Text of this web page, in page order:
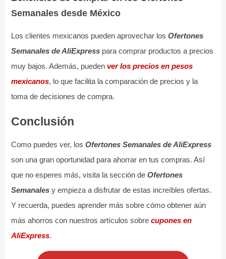
Semanales desde México
Los clientes mexicanos pueden aprovechar los Ofertones
Semanales de AliExpresspara comprar productos a precios
muy bajos. Además, pueden ver los precios en pesos
mexicanos, lo que facilita la comparación de precios y la
toma de decisiones de compra.
Conclusión
Como puedes ver, los Ofertones Semanales de AliExpress
son una gran oportunidad para ahorrar en tus compras. Así
que no esperes más, visita la sección de Ofertones
Semanalesy empieza a disfrutar de estas increíbles ofertas.
Y recuerda, puedes aprender más sobre cómo obtener aún
más ahorros con nuestros artículos sobre cupones en
AliExpress.